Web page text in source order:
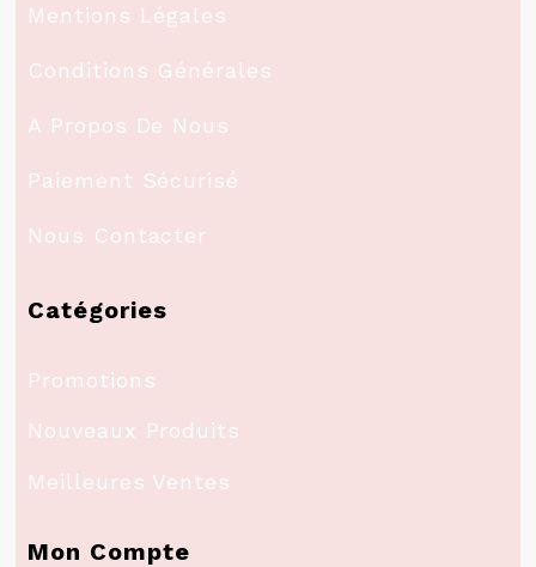
Mentions Légales
Conditions Générales
A Propos De Nous
Paiement Sécurisé
Nous Contacter
Catégories
Promotions
Nouveaux Produits
Meilleures Ventes
Mon Compte